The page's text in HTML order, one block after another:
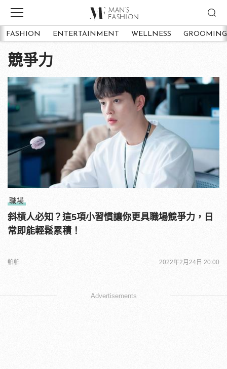
FASHION ENTERTAINMENT WELLNESS GROOMING
競爭力
職場
斜槓人必知？這5項小習慣讓你更具職場競爭力，日
常即能輕鬆累積！
帕帕 2022年2月24日 20:00
Advertisements